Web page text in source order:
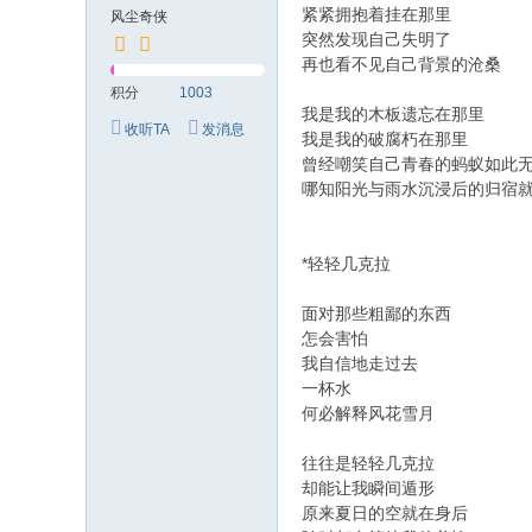
风尘奇侠
积分 1003
收听TA 发消息
紧紧拥抱着挂在那里
突然发现自己失明了
再也看不见自己背景的沧桑
我是我的木板遗忘在那里
我是我的破腐朽在那里
曾经嘲笑自己青春的蚂蚁如此
哪知阳光与雨水沉浸后的归宿
*轻轻几克拉
面对那些粗鄙的东西
怎会害怕
我自信地走过去
一杯水
何必解释风花雪月
往往是轻轻几克拉
却能让我瞬间遁形
原来夏日的空就在身后